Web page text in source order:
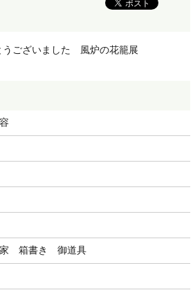
うございました 風炉の花籠展
家 箱書き 御道具